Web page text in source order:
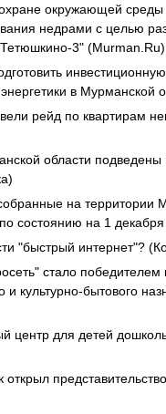
окружающей среды
недрами с целью
3" (Murman.Ru)
в Мурманской
рейд по квартирам
области подведены
на территории
состоянию на 1
"быстрый интернет"?
стало победителем
культурно-бытового
центр для детей
открыл